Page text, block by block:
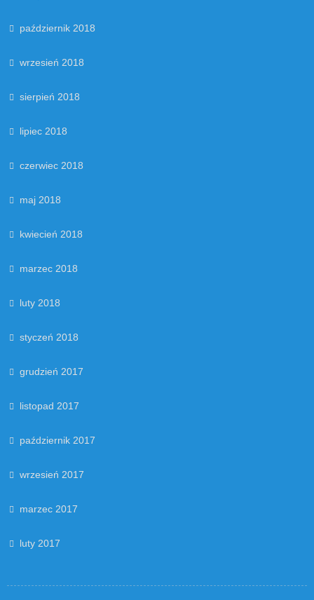
październik 2018
wrzesień 2018
sierpień 2018
lipiec 2018
czerwiec 2018
maj 2018
kwiecień 2018
marzec 2018
luty 2018
styczeń 2018
grudzień 2017
listopad 2017
październik 2017
wrzesień 2017
marzec 2017
luty 2017